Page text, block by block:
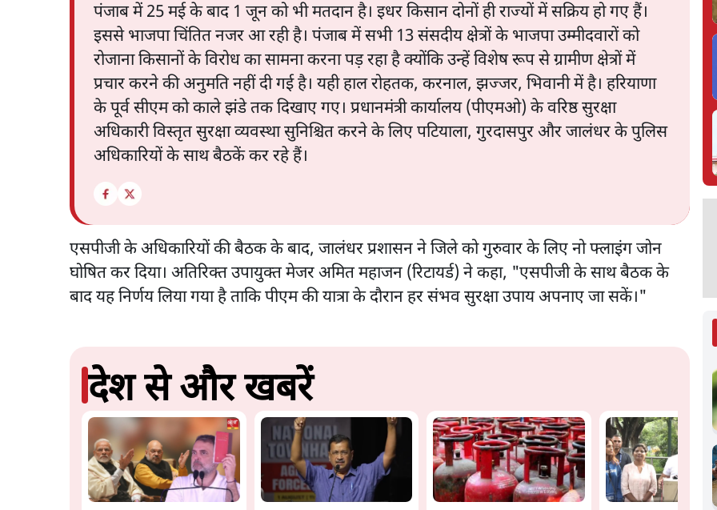
पंजाब में 25 मई के बाद 1 जून को भी मतदान है। इधर किसान दोनों ही राज्यों में सक्रिय हो गए हैं।
इससे भाजपा चिंतित नजर आ रही है। पंजाब में सभी 13 संसदीय क्षेत्रों के भाजपा उम्मीदवारों को
रोजाना किसानों के विरोध का सामना करना पड़ रहा है क्योंकि उन्हें विशेष रूप से ग्रामीण क्षेत्रों में
प्रचार करने की अनुमति नहीं दी गई है। यही हाल रोहतक, करनाल, झज्जर, भिवानी में है। हरियाणा
के पूर्व सीएम को काले झंडे तक दिखाए गए। प्रधानमंत्री कार्यालय (पीएमओ) के वरिष्ठ सुरक्षा
अधिकारी विस्तृत सुरक्षा व्यवस्था सुनिश्चित करने के लिए पटियाला, गुरदासपुर और जालंधर के पुलिस
अधिकारियों के साथ बैठकें कर रहे हैं।
एसपीजी के अधिकारियों की बैठक के बाद, जालंधर प्रशासन ने जिले को गुरुवार के लिए नो फ्लाइंग जोन
घोषित कर दिया। अतिरिक्त उपायुक्त मेजर अमित महाजन (रिटायर्ड) ने कहा, "एसपीजी के साथ बैठक के
बाद यह निर्णय लिया गया है ताकि पीएम की यात्रा के दौरान हर संभव सुरक्षा उपाय अपनाए जा सकें।"
देश से और खबरें